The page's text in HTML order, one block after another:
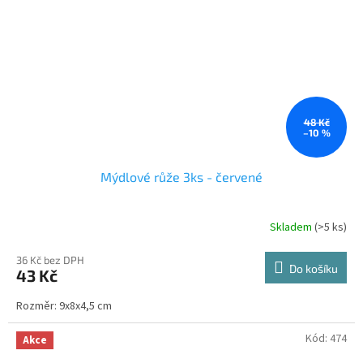
48 Kč
–10 %
Mýdlové růže 3ks - červené
produktu
je
z
5
hvězdiček.
Skladem(>5 ks)
36 Kč bez DPH
43 Kč Do košíku
Rozměr: 9x8x4,5 cm
Akce Kód: 474